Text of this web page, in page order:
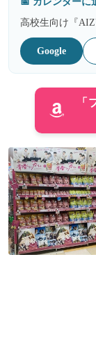
高校生向け『
Google
「